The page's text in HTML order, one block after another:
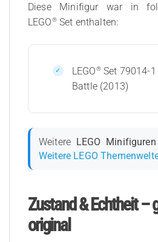
Diese Minifigur war in
LEGO®Set enthalten:
LEGO®Set 79014-1
Battle (2013)
Weitere LEGO Minifiguren
Weitere LEGO
Zustand & Echtheit –
original